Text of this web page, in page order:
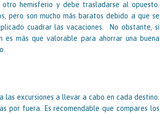
hemisferio y debe trasladarse al opuesto.
pero son mucho más baratos debido a que se
cuadrar las vacaciones. No obstante, si
más que valorable para ahorrar una buena
excursiones a llevar a cabo en cada destino.
por fuera. Es recomendable que compares los